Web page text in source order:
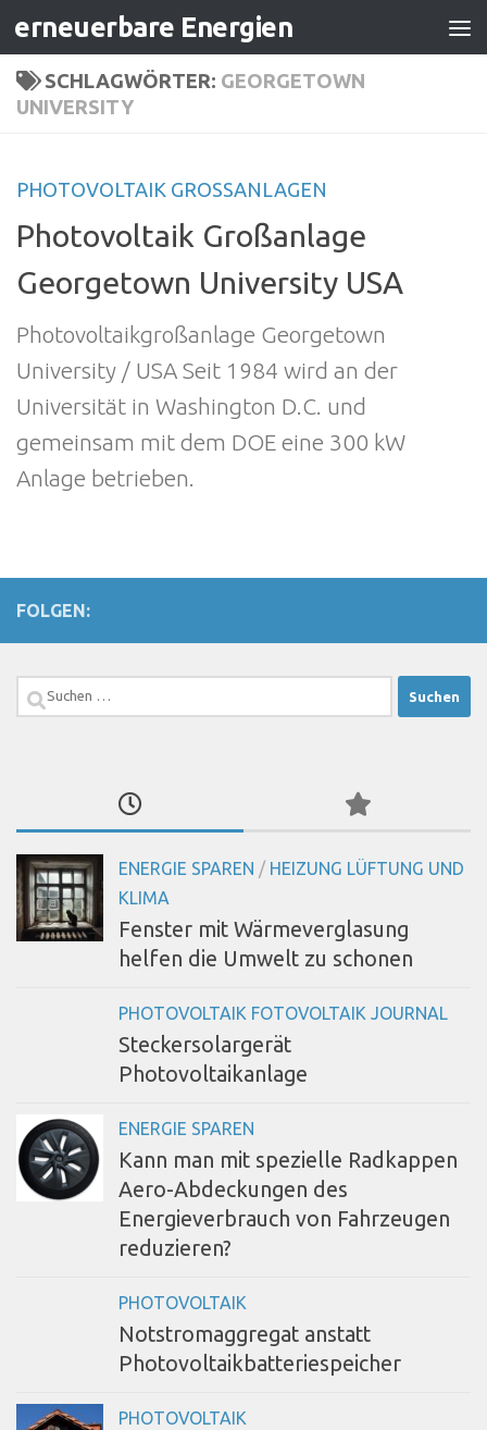
Zum Inhalt springen
erneuerbare Energien
SCHLAGWÖRTER: GEORGETOWN
UNIVERSITY
PHOTOVOLTAIK GROSSANLAGEN
Photovoltaik Großanlage
Georgetown University USA
Photovoltaikgroßanlage Georgetown
University / USA Seit 1984 wird an der
Universität in Washington D.C. und
gemeinsam mit dem DOE eine 300 kW
Anlage betrieben.
FOLGEN:
Suchen
ENERGIE SPAREN / HEIZUNG LÜFTUNG UND
KLIMA
Fenster mit Wärmeverglasung
helfen die Umwelt zu schonen
PHOTOVOLTAIK FOTOVOLTAIK JOURNAL
Steckersolargerät
Photovoltaikanlage
ENERGIE SPAREN
Kann man mit spezielle Radkappen
Aero-Abdeckungen des
Energieverbrauch von Fahrzeugen
reduzieren?
PHOTOVOLTAIK
Notstromaggregat anstatt
Photovoltaikbatteriespeicher
PHOTOVOLTAIK